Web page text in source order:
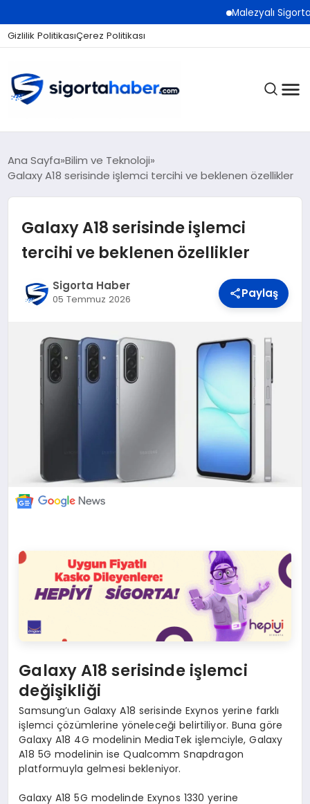
Malezyalı Sigorta
Gizlilik PolitikasıÇerez Politikası
SIGORTA
EKONOMI
BILIM VE TEKNOLOJI
Ana Sayfa Bilim ve Teknoloji
Galaxy A18 serisinde işlemci tercihi ve beklenen özellikler
Galaxy A18 serisinde işlemci
tercihi ve beklenen özellikler
Sigorta Haber
05 Temmuz 2026 Paylaş
Galaxy A18 serisinde işlemci
değişikliği
Samsung’un Galaxy A18 serisinde Exynos yerine farklı
işlemci çözümlerine yöneleceği belirtiliyor. Buna göre
Galaxy A18 4G modelinin MediaTek işlemciyle, Galaxy
A18 5G modelinin ise Qualcomm Snapdragon
platformuyla gelmesi bekleniyor.
Galaxy A18 5G modelinde Exynos 1330 yerine